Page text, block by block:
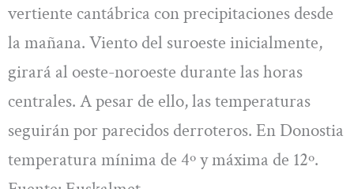
vertiente cantábrica con precipitaciones desde
la mañana. Viento del suroeste inicialmente,
girará al oeste-noroeste durante las horas
centrales. A pesar de ello, las temperaturas
seguirán por parecidos derroteros. En Donostia
temperatura mínima de 4º y máxima de 12º.